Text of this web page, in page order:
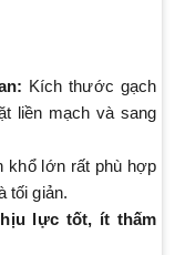
Kích thước gạch
liền mạch và sang
khổ lớn rất phù hợp
tối giản.
lực tốt, ít thấm